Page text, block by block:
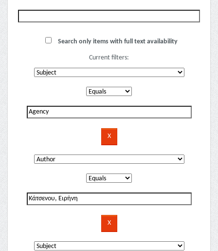
Search only items with full text availability
Current filters: